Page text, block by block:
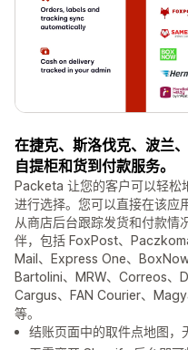
在捷克、斯洛伐克、波兰
自提柜和货到付款服务。
Packeta 让您的客户可以轻
进行选择。您可以直接在该应
从商店后台跟踪发货和付款
伴，包括 FoxPost、
Mail、Express One、
Bartolini、MRW、Correos、
Cargus、FAN Courier、
等。
结账页面中的取件点地图，